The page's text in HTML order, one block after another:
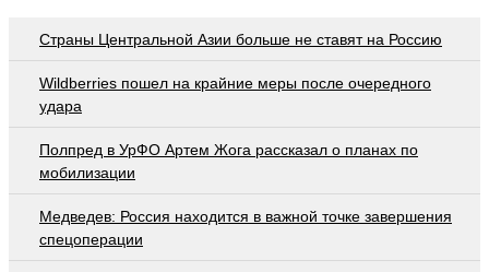
Страны Центральной Азии больше не ставят на Россию
Wildberries пошел на крайние меры после очередного
удара
Полпред в УрФО Артем Жога рассказал о планах по
мобилизации
Медведев: Россия находится в важной точке завершения
спецоперации